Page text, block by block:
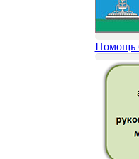
Помощь